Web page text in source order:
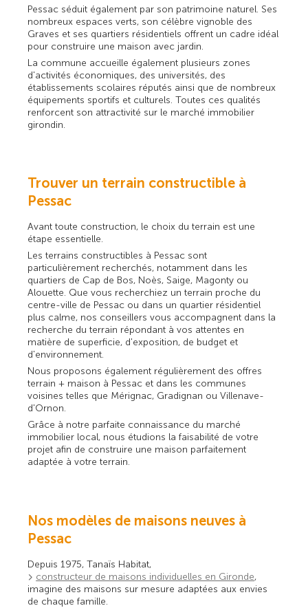
Pessac séduit également par son patrimoine naturel. Ses
nombreux espaces verts, son célèbre vignoble des
Graves et ses quartiers résidentiels offrent un cadre idéal
pour construire une maison avec jardin.
La commune accueille également plusieurs zones
d'activités économiques, des universités, des
établissements scolaires réputés ainsi que de nombreux
équipements sportifs et culturels. Toutes ces qualités
renforcent son attractivité sur le marché immobilier
girondin.
Trouver un terrain constructible à
Pessac
Avant toute construction, le choix du terrain est une
étape essentielle.
Les terrains constructibles à Pessac sont
particulièrement recherchés, notamment dans les
quartiers de Cap de Bos, Noès, Saige, Magonty ou
Alouette. Que vous recherchiez un terrain proche du
centre-ville de Pessac ou dans un quartier résidentiel
plus calme, nos conseillers vous accompagnent dans la
recherche du terrain répondant à vos attentes en
matière de superficie, d'exposition, de budget et
d'environnement.
Nous proposons également régulièrement des offres
terrain + maison à Pessac et dans les communes
voisines telles que Mérignac, Gradignan ou Villenave-
d'Ornon.
Grâce à notre parfaite connaissance du marché
immobilier local, nous étudions la faisabilité de votre
projet afin de construire une maison parfaitement
adaptée à votre terrain.
Nos modèles de maisons neuves à
Pessac
Depuis 1975, Tanaïs Habitat,
constructeur de maisons individuelles en Gironde,
imagine des maisons sur mesure adaptées aux envies
de chaque famille.